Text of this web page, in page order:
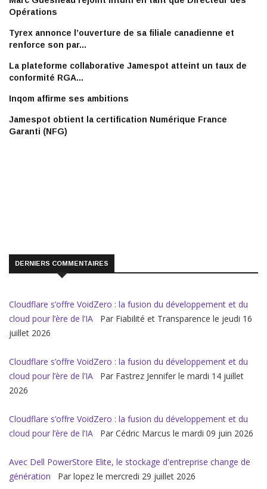
Opérations
Tyrex annonce l’ouverture de sa filiale canadienne et
renforce son par...
La plateforme collaborative Jamespot atteint un taux de
conformité RGA...
Inqom affirme ses ambitions
Jamespot obtient la certification Numérique France
Garanti (NFG)
DERNIERS COMMENTAIRES
Cloudflare s’offre VoidZero : la fusion du développement et du
cloud pour l’ère de l’IA
Par Fiabilité et Transparence le jeudi 16
juillet 2026
Cloudflare s’offre VoidZero : la fusion du développement et du
cloud pour l’ère de l’IA
Par Fastrez Jennifer le mardi 14 juillet
2026
Cloudflare s’offre VoidZero : la fusion du développement et du
cloud pour l’ère de l’IA
Par Cédric Marcus le mardi 09 juin 2026
Avec Dell PowerStore Elite, le stockage d'entreprise change de
génération
Par lopez le mercredi 29 juillet 2026